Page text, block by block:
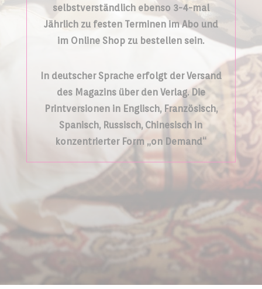
selbstverständlich ebenso 3-4-mal
Jährlich zu festen Terminen im Abo und
im Online Shop zu bestellen sein.
In deutscher Sprache erfolgt der Versand
des Magazins über den Verlag. Die
Printversionen in Englisch, Französisch,
Spanisch, Russisch, Chinesisch in
konzentrierter Form „on Demand“